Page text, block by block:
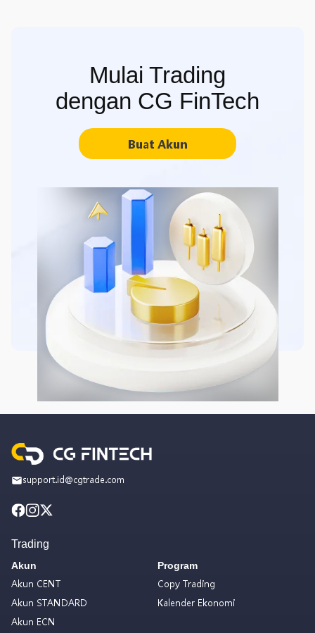
Mulai Trading
dengan CG FinTech
Buat Akun
support.id@cgtrade.com
Trading
Akun
Akun CENT
Akun STANDARD
Akun ECN
Program
Copy Trading
Kalender Ekonomi